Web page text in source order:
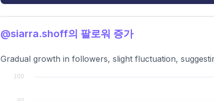
@siarra.shoff의 팔로워 증가
Gradual growth in followers, slight fluctuation,